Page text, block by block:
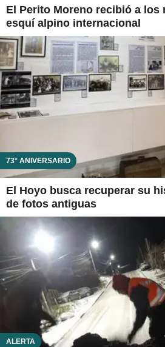
El Perito Moreno recibió a los
esquí alpino internacional
73° ANIVERSARIO
El Hoyo busca recuperar su
de fotos antiguas
ALERTA